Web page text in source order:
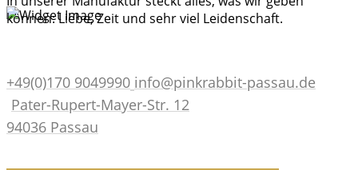
können: Liebe, Zeit und sehr viel Leidenschaft.
+49(0)170 9049990 info@pinkrabbit-passau.de
Pater-Rupert-Mayer-Str. 12
94036 Passau